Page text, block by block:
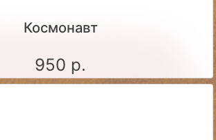
Космонавт
950 р.